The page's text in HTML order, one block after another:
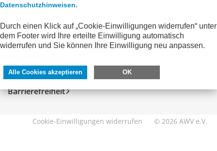
SERVICE
Impressum
Datenschutzhinweise
Barrierefreiheit
DIREKT ZU
eXTra
AWV-Forum
Cookie-Einwilligungen widerrufen © 2026 AWV e.V.
Datenschutzhinweisen.
Durch einen Klick auf „Cookie-Einwilligungen widerrufen“ unter
dem Footer wird Ihre erteilte Einwilligung automatisch
widerrufen und Sie können Ihre Einwilligung neu anpassen.
Alle Cookies akzeptieren OK